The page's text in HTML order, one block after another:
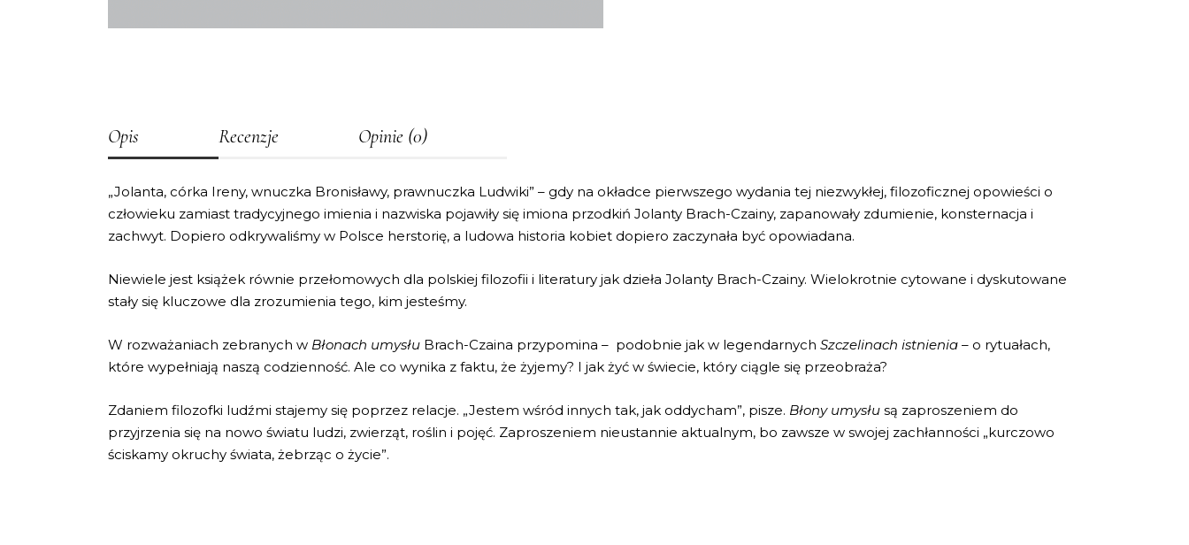
Opis Recenzje Opinie (0)
„Jolanta, córka Ireny, wnuczka Bronisławy, prawnuczka Ludwiki” – gdy na okładce pierwszego wydania tej niezwykłej, filozoficznej opowieści o
człowieku zamiast tradycyjnego imienia i nazwiska pojawiły się imiona przodkiń Jolanty Brach-Czainy, zapanowały zdumienie, konsternacja i
zachwyt. Dopiero odkrywaliśmy w Polsce herstorię, a ludowa historia kobiet dopiero zaczynała być opowiadana.
Niewiele jest książek równie przełomowych dla polskiej filozofii i literatury jak dzieła Jolanty Brach-Czainy. Wielokrotnie cytowane i dyskutowane
stały się kluczowe dla zrozumienia tego, kim jesteśmy.
W rozważaniach zebranych w Błonach umysłu Brach-Czaina przypomina – podobnie jak w legendarnych Szczelinach istnienia – o rytuałach,
które wypełniają naszą codzienność. Ale co wynika z faktu, że żyjemy? I jak żyć w świecie, który ciągle się przeobraża?
Zdaniem filozofki ludźmi stajemy się poprzez relacje. „Jestem wśród innych tak, jak oddycham”, pisze. Błony umysłu są zaproszeniem do
przyjrzenia się na nowo światu ludzi, zwierząt, roślin i pojęć. Zaproszeniem nieustannie aktualnym, bo zawsze w swojej zachłanności „kurczowo
ściskamy okruchy świata, żebrząc o życie”.